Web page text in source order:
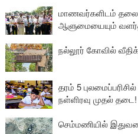
மாணவர்களிடம்
ஆளுமையையும்
நல்லூர் கோவில்
தரம் 5
நள்ளிரவு முதல் தடை!
செம்மணியில் இதுவரை